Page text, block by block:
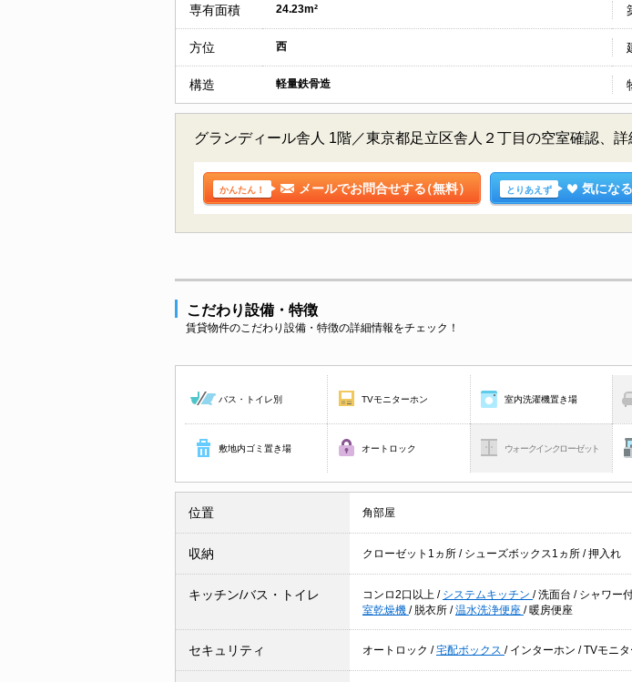
専有面積 24.23m²
方位 西
構造 軽量鉄骨造
グランディール舎人 1階／東京都足立区舎人２丁目の空室確認、
かんたん！ メールでお問合せする（無料） とりあえず 気にな
こだわり設備・特徴
賃貸物件のこだわり設備・特徴の詳細情報をチェック！
バス・トイレ別 TVモニターホン 室内洗濯機置き場
敷地内ゴミ置き場 オートロック ウォークインクローゼット
位置 角部屋
収納 クローゼット1ヵ所 / シューズボックス1ヵ所 /押入れ
キッチン/バス・トイレ コンロ2口以上 / システムキッチン /洗面台 / シャワー
室乾燥機 / 脱衣所 /温水洗浄便座 / 暖房便座
セキュリティ オートロック /宅配ボックス / インターホン /TVモニ